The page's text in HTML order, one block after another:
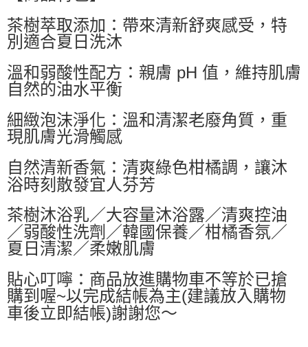
萊爾富取貨付款
每筆NT$60，滿NT$599(含以上)免運費
付款後萊爾富取貨
每筆NT$60，滿NT$599(含以上)免運費
7-11付款取貨
每筆NT$60，滿NT$599(含以上)免運費
付款後7-11取貨
宅配
國家/地區配送0330 查看運費
茶樹萃取添加：帶來清新舒爽感受，特
別適合夏日洗沐
溫和弱酸性配方：親膚 pH 值，維持肌膚
自然的油水平衡
細緻泡沫淨化：溫和清潔老廢角質，重
現肌膚光滑觸感
自然清新香氣：清爽綠色柑橘調，讓沐
浴時刻散發宜人芬芳
茶樹沐浴乳／大容量沐浴露／清爽控油
／弱酸性洗劑／韓國保養／柑橘香氛／
夏日清潔／柔嫩肌膚
貼心叮嚀：商品放進購物車不等於已搶
購到喔~以完成結帳為主(建議放入購物
車後立即結帳)謝謝您～